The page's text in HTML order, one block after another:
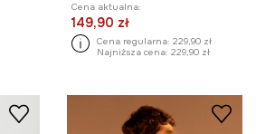
Cena aktualna:
149,90 zł
Cena regularna: 229,90 zł
Najniższa cena: 229,90 zł